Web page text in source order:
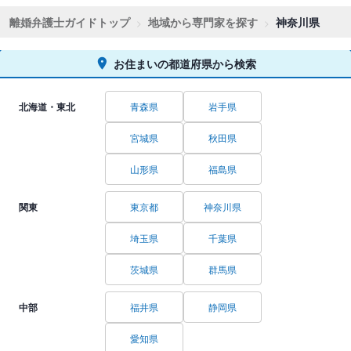
離婚弁護士ガイドトップ 地域から専門家を探す 神奈川県
お住まいの都道府県から検索
北海道・東北 青森県 岩手県
宮城県 秋田県
山形県 福島県
関東 東京都 神奈川県
埼玉県 千葉県
茨城県 群馬県
中部 福井県 静岡県
愛知県